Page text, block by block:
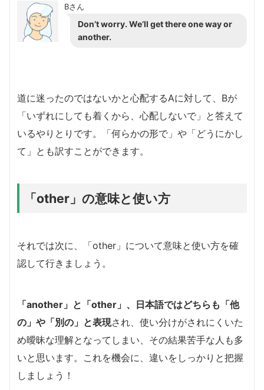
Bさん
Don’t worry. We’ll get there one way or
another.
道に迷ったのではないかと心配するAに対して、Bが
「いずれにしても着くから、心配しないで」と答えて
いるやりとりです。「何らかの形で」や「どうにかし
て」とも訳すことができます。
「other」の意味と使い方
それでは次に、「other」について意味と使い方を確
認して行きましょう。
「another」と「other」、日本語ではどちらも「他
の」や「別の」と表現され、使い分けがされにくいた
め曖昧な理解となってしまい、その結果苦手な人も多
いと思います。これを機会に、違いをしっかりと把握
しましょう！